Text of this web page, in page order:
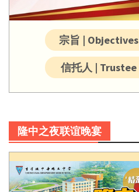
宗旨 | Objectives
信托人 | Trustee
隆中之夜联谊晚宴